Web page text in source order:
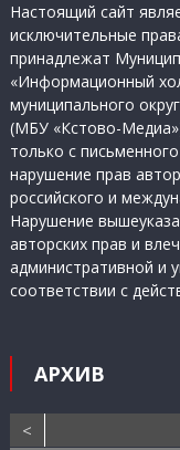
Настоящий сайт
исключительные
принадлежат
«Информационный
муниципального
(МБУ «Кстово-
только с
нарушение прав
российского и
Нарушение
авторских прав и
административной и
соответствии с
АРХИВ
<